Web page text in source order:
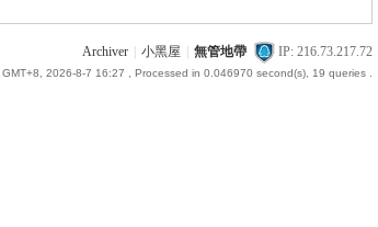
Archiver 小黑屋 無管地帶 IP: 216.73.217.72
GMT+8, 2026-8-7 16:27 , Processed in 0.046970 second(s), 19 queries .